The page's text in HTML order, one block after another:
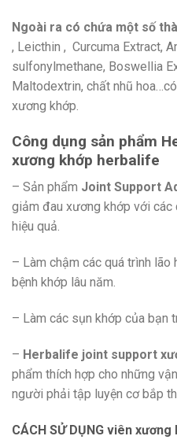
Ngoài ra có chứa một số
, Leicthin , Curcuma Extract,
sulfonylmethane, Boswellia
Maltodextrin, chất nhũ
xương khớp.
Công dụng sản phẩm
xương khớp herbalife
– Sản phẩm Joint Support
giảm đau xương khớp với các
hiệu quả.
– Làm chậm các quá trình
bệnh khớp lâu năm.
– Làm các sụn khớp của bạn
– Herbalife joint support
phẩm thích hợp cho những
người phải tập luyện cơ bắp
CÁCH SỬ DỤNG viên